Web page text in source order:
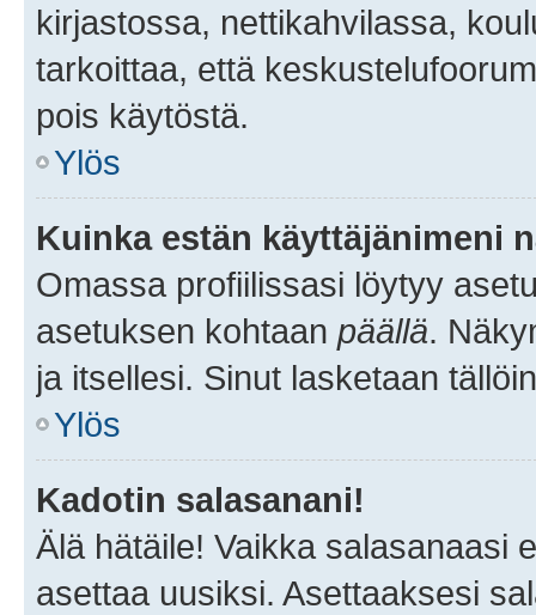
kirjastossa, nettikahvilassa,
tarkoittaa, että
pois käytöstä.
Ylös
Kuinka estän käyttäjänimeni
Omassa profiilissasi löytyy
asetuksen kohtaan päällä.
ja itsellesi. Sinut lasketaan
Ylös
Kadotin salasanani!
Älä hätäile! Vaikka salasanaasi
asettaa uusiksi. Asettaaksesi